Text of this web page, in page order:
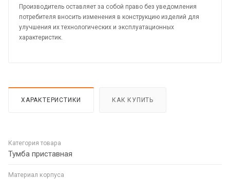
Производитель оставляет за собой право без уведомления
потребителя вносить изменения в конструкцию изделий для
улучшения их технологических и эксплуатационных
характеристик.
ХАРАКТЕРИСТИКИ КАК КУПИТЬ
Категория товара
Тумба приставная
Материал корпуса